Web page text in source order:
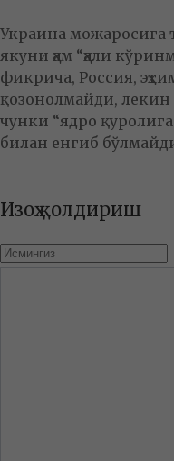
Украина можаросига
якуни ҳам “ҳали
фикрича, Россия,
қозонолмайди, лекин
чунки “ядро
билан енгиб
Изоҳ қолдириш